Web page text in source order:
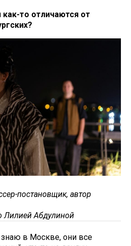
то отличаются от
постановщик, автор
Лилией Абдулиной
знаю в Москве, они все